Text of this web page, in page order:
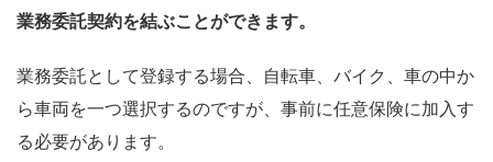
業務委託契約を結ぶことができます。
業務委託として登録する場合、自転車、バイク、車の中か
ら車両を一つ選択するのですが、事前に任意保険に加入す
る必要があります。